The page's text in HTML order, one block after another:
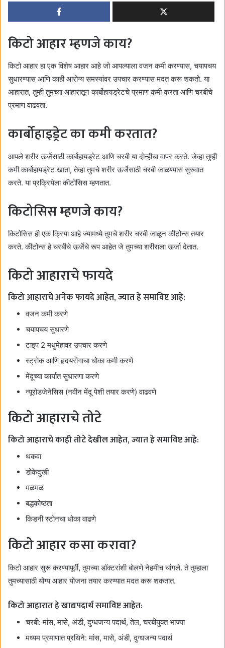
किटो आहार म्हणजे काय?
किटो आहार हा एक विशेष आहार आहे जो आपल्याला वजन कमी करण्यास, चयापचय
सुधारण्यास आणि काही आरोग्य समस्यांवर उपचार करण्यास मदत करू शकतो. या
आहारात, तुम्ही तुमच्या आहारातून कार्बोहायड्रेटचे प्रमाण कमी करता आणि चरबीचे
प्रमाण वाढवता.
कार्बोहाइड्रेट का कमी करतात?
आपले शरीर ऊर्जेसाठी कार्बोहायड्रेट आणि चरबी या दोन्हीचा वापर करते. जेव्हा तुम्ही
कमी कार्बोहायड्रेट खाता, तेव्हा तुमचे शरीर ऊर्जेसाठी चरबी जाळण्यास सुरुवात
करते. या प्रक्रियेला कीटोसिस म्हणतात.
किटोसिस म्हणजे काय?
किटोसिस ही एक क्रिया आहे ज्यामध्ये तुमचे शरीर चरबी जाळून कीटोन्स तयार
करते. कीटोन्स हे चरबीचे ऊर्जेचे रूप आहेत जे तुमच्या शरीराला ऊर्जा देतात.
किटो आहाराचे फायदे
किटो आहाराचे अनेक फायदे आहेत, ज्यात हे समाविष्ट आहे:
वजन कमी करणे
चयापचय सुधारणे
टाइप 2 मधुमेहावर उपचार करणे
स्ट्रोक आणि हृदयरोगाचा धोका कमी करणे
मेंदूच्या कार्यात सुधारणा करणे
न्यूरोडजेनेसिस (नवीन मेंदू पेशी तयार करणे) वाढवणे
किटो आहाराचे तोटे
किटो आहाराचे काही तोटे देखील आहेत, ज्यात हे समाविष्ट आहे:
थकवा
डोकेदुखी
मळमळ
बद्धकोष्ठता
किडनी स्टोनचा धोका वाढणे
किटो आहार कसा करावा?
किटो आहार सुरू करण्यापूर्वी, तुमच्या डॉक्टरांशी बोलणे नेहमीच चांगले. ते तुम्हाला
तुमच्यासाठी योग्य आहार योजना तयार करण्यात मदत करू शकतात.
किटो आहारात हे खाद्यपदार्थ समाविष्ट आहेत:
चरबी: मांस, मासे, अंडी, दुग्धजन्य पदार्थ, तेल, चरबीयुक्त भाज्या
मध्यम प्रमाणात प्रथिने: मांस, मासे, अंडी, दुग्धजन्य पदार्थ